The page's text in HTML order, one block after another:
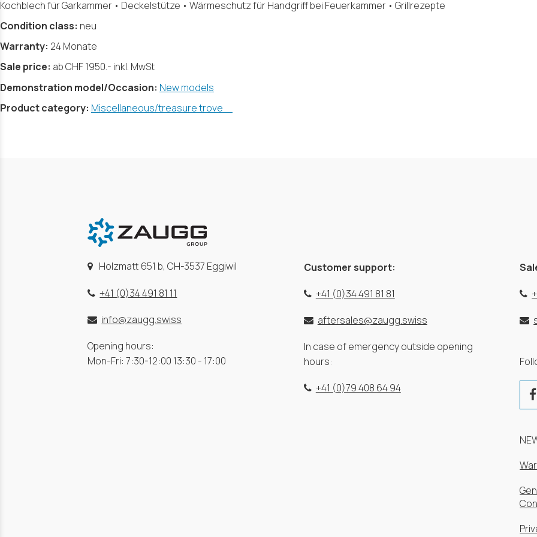
Kochblech für Garkammer • Deckelstütze • Wärmeschutz für Handgriff bei Feuerkammer • Grillrezepte
Condition class: neu
Warranty: 24 Monate
Sale price: ab CHF 1950.- inkl. MwSt
Demonstration model/Occasion: New models
Product category: Miscellaneous/treasure trove
Holzmatt 651 b, CH-3537 Eggiwil
+41 (0)34 491 81 11
info@zaugg.swiss
Opening hours:
Mon-Fri: 7:30-12:00 13:30 - 17:00
Customer support:
+41 (0)34 491 81 81
aftersales@zaugg.swiss
In case of emergency outside opening
hours:
+41 (0)79 408 64 94